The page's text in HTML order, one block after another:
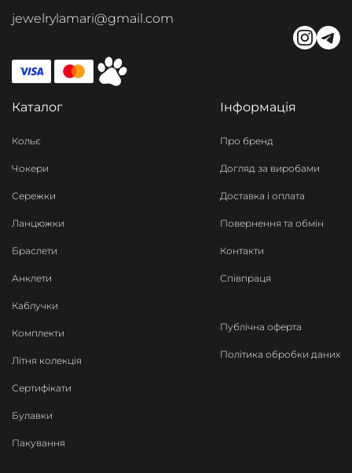
jewelrylamari@gmail.com
Каталог
Кольє
Чокери
Сережки
Ланцюжки
Браслети
Анклети
Каблучки
Комплекти
Літня колекція
Сертифікати
Булавки
Пакування
Інформація
Про бренд
Догляд за виробами
Доставка і оплата
Повернення та обмін
Контакти
Співпраця
Публічна оферта
Політика обробки даних